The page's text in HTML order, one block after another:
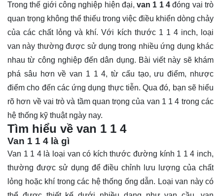
Trong thế giới công nghiệp hiện đại,van 1 1 4đóng vai trò
quan trọng không thể thiếu trong việc điều khiển dòng chảy
của các chất lỏng và khí. Với kích thước 1 1 4 inch, loại
van này thường được sử dụng trong nhiều ứng dụng khác
nhau từ công nghiệp đến dân dụng. Bài viết này sẽ khám
phá sâu hơn về van 1 1 4, từ cấu tạo, ưu điểm, nhược
điểm cho đến các ứng dụng thực tiễn. Qua đó, bạn sẽ hiểu
rõ hơn về vai trò và tầm quan trọng của van 1 1 4 trong các
hệ thống kỹ thuật ngày nay.
Tìm hiểu về van 1 1 4
Van 1 1 4 là gì
Van 1 1 4 là loại van có kích thước đường kính 1 1 4 inch,
thường được sử dụng để điều chỉnh lưu lượng của chất
lỏng hoặc khí trong các hệ thống ống dẫn. Loại van này có